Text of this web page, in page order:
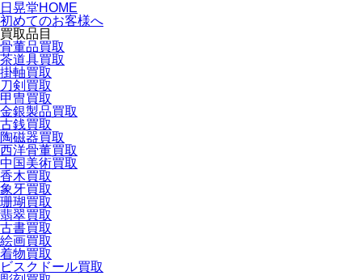
日晃堂HOME
初めてのお客様へ
買取品目
骨董品買取
茶道具買取
掛軸買取
刀剣買取
甲冑買取
金銀製品買取
古銭買取
陶磁器買取
西洋骨董買取
中国美術買取
香木買取
象牙買取
珊瑚買取
翡翠買取
古書買取
絵画買取
着物買取
ビスクドール買取